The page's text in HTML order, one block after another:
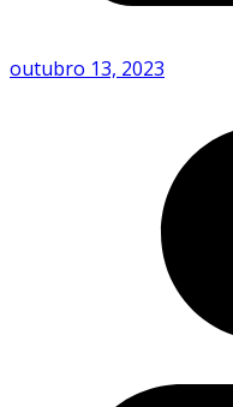
outubro 13, 2023